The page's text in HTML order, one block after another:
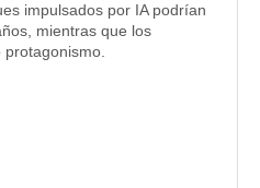
impulsados por IA podrían
mientras que los
protagonismo.